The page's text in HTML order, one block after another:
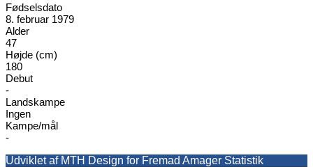
Fødselsdato
8. februar 1979
Alder
47
Højde (cm)
180
Debut
-
Landskampe
Ingen
Kampe/mål
-
Udviklet af MTH Design for Fremad Amager Statistik